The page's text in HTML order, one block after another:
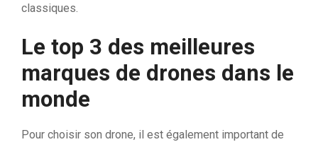
classiques.
Le top 3 des meilleures
marques de drones dans le
monde
Pour choisir son drone, il est également important de